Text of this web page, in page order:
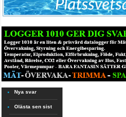
Nya svar
Olästa sen sist